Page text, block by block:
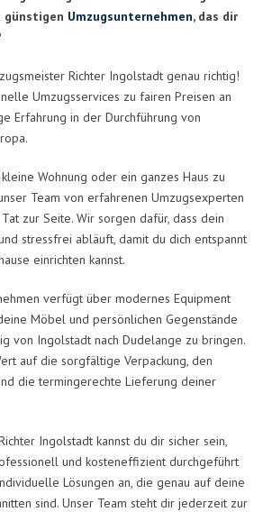
günstigen Umzugsunternehmen, das dir
Richter Ingolstadt genau richtig!
Umzugsservices zu fairen Preisen an
Erfahrung in der Durchführung von
Wohnung oder ein ganzes Haus zu
Team von erfahrenen Umzugsexperten
zur Seite. Wir sorgen dafür, dass dein
stressfrei abläuft, damit du dich entspannt
einrichten kannst.
verfügt über modernes Equipment
Möbel und persönlichen Gegenstände
von Ingolstadt nach Dudelange zu bringen.
auf die sorgfältige Verpackung, den
die termingerechte Lieferung deiner
Ingolstadt kannst du dir sicher sein,
und kosteneffizient durchgeführt
Lösungen an, die genau auf deine
sind. Unser Team steht dir jederzeit zur